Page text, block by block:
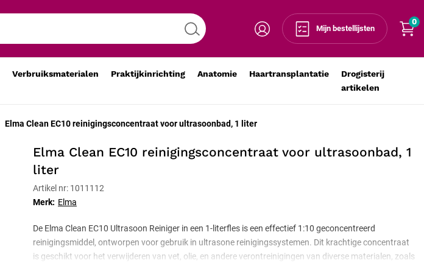
Mijn bestellijsten
0
Verbruiksmaterialen Praktijkinrichting Anatomie Haartransplantatie
Drogisterij
artikelen
Elma Clean EC10 reinigingsconcentraat voor ultrasoonbad, 1 liter
Elma Clean EC10 reinigingsconcentraat voor ultrasoonbad, 1
liter
- Voeg toe aan winkelmandje
Merk: Elma
Artikel nr: 1011112
De Elma Clean EC10 Ultrasoon Reiniger in een 1-literfles is een effectief 1:10 geconcentreerd
reinigingsmiddel, ontworpen voor gebruik in ultrasone reinigingssystemen. Dit krachtige concentraat
is geschikt voor het verwijderen van vet, olie, en andere verontreinigingen van diverse materialen, zoals